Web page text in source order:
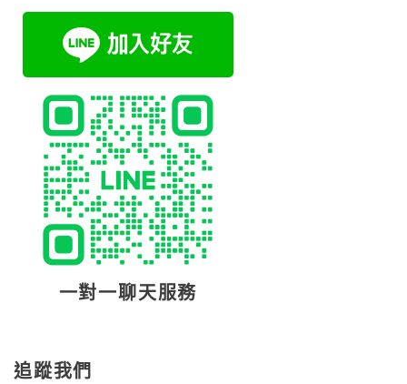
一對一聊天服務
追蹤我們